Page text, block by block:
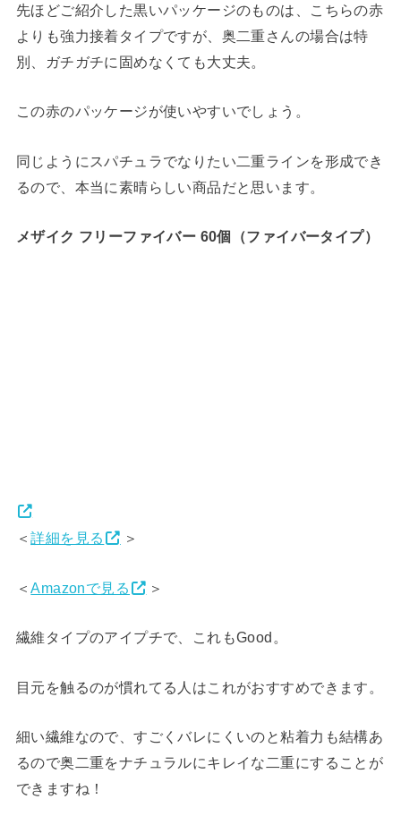
先ほどご紹介した黒いパッケージのものは、こちらの赤
よりも強力接着タイプですが、奥二重さんの場合は特
別、ガチガチに固めなくても大丈夫。
この赤のパッケージが使いやすいでしょう。
同じようにスパチュラでなりたい二重ラインを形成でき
るので、本当に素晴らしい商品だと思います。
メザイク フリーファイバー 60個 （ファイバータイプ）
＜詳細を見る ＞
＜Amazonで見る ＞
繊維タイプのアイプチで、これもGood。
目元を触るのが慣れてる人はこれがおすすめできます。
細い繊維なので、すごくバレにくいのと粘着力も結構あ
るので奥二重をナチュラルにキレイな二重にすることが
できますね！